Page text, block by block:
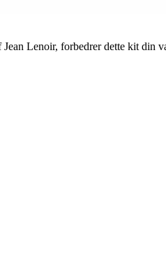
Lenoir, forbedrer dette kit din